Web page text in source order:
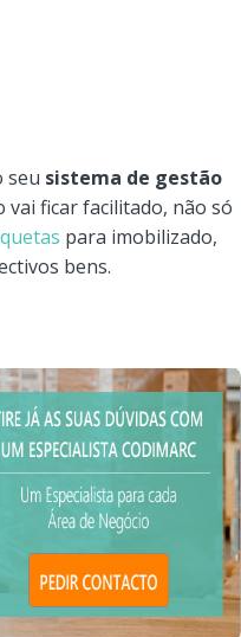
seu sistema de gestão
vai ficar facilitado, não só
para imobilizado,
bens.